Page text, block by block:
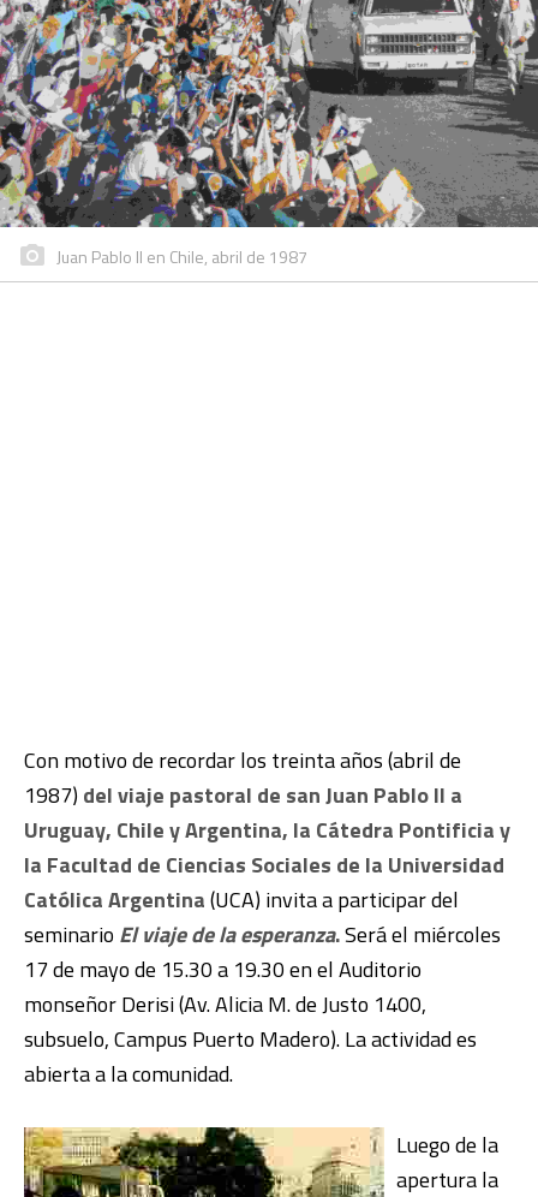
Juan Pablo II en Chile, abril de 1987
Con motivo de recordar los treinta años (abril de
1987) del viaje pastoral de san Juan Pablo II a
Uruguay, Chile y Argentina, la Cátedra Pontificia y
la Facultad de Ciencias Sociales de la Universidad
Católica Argentina(UCA) invita a participar del
seminario El viaje de la esperanza.Será el miércoles
17 de mayo de 15.30 a 19.30 en el Auditorio
monseñor Derisi (Av. Alicia M. de Justo 1400,
subsuelo, Campus Puerto Madero). La actividad es
abierta a la comunidad.
Luego de la
apertura la